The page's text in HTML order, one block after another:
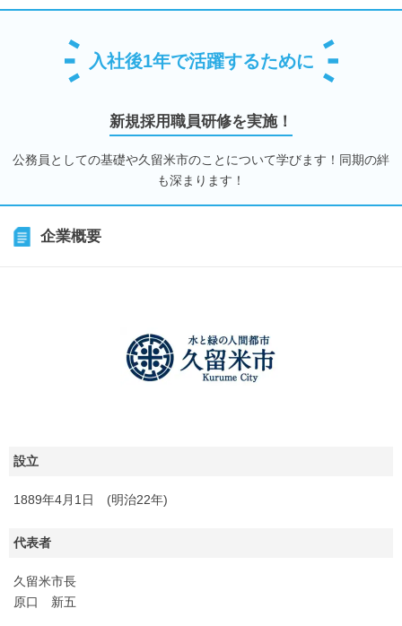
入社後1年で活躍するために
新規採用職員研修を実施！
公務員としての基礎や久留米市のことについて学びます！同期の絆
も深まります！
企業概要
設立
1889年4月1日 (明治22年)
代表者
久留米市長
原口 新五